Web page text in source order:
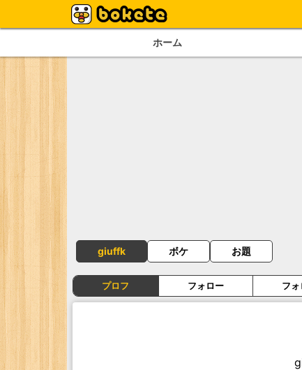
ホーム
giuffk ボケ お題
プロフ フォロー フ